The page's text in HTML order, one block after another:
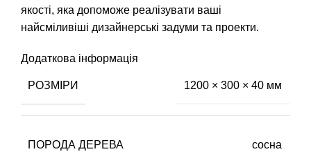
якості, яка допоможе реалізувати ваші
найсміливіші дизайнерські задуми та проекти.
Додаткова інформація
РОЗМІРИ 1200 × 300 × 40 мм
ПОРОДА ДЕРЕВА сосна